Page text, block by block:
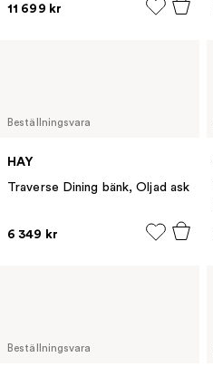
11 699 kr
Beställningsvara
HAY
Traverse Dining bänk, Oljad ask
6 349 kr
Beställningsvara